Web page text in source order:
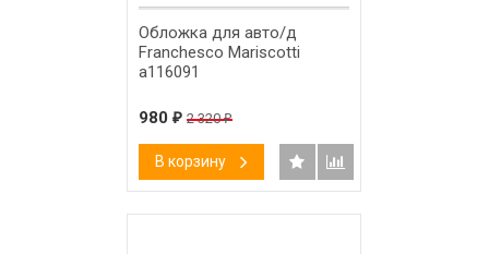
Обложка для авто/д
Franchesco Mariscotti
а116091
980 ₽ 2 320₽
В корзину